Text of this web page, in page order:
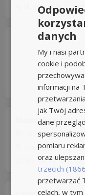
Aplikuj szybko z
Nauczyciel
Przedszkole w
Stare Babice
27 dni temu -
danych
My i nasi
cookie i
informacji na
jak Twój
dane
pomiaru
oraz
trzecich
przetwarzać
celach, w